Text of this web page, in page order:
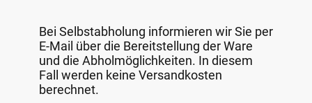
Bei Selbstabholung informieren wir Sie per
E-Mail über die Bereitstellung der Ware
und die Abholmöglichkeiten. In diesem
Fall werden keine Versandkosten
berechnet.